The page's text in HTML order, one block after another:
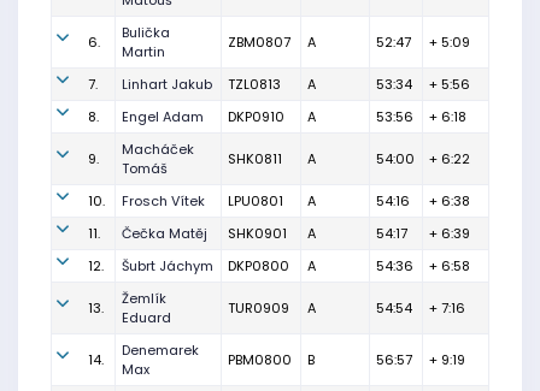
6.
Bulička
Martin
ZBM0807 A 52:47 + 5:09
7. Linhart Jakub TZL0813 A 53:34
+ 5:56
8.
Engel Adam DKP0910 A 53:56 + 6:18
9.
Macháček
Tomáš
SHK0811 A 54:00 + 6:22
10. Frosch Vítek LPU0801 A 54:16
+ 6:38
11.
Čečka Matěj SHK0901 A 54:17
+ 6:39
12.
Šubrt Jáchym DKP0800 A 54:36 + 6:58
13.
Žemlík
Eduard
TUR0909 A 54:54 + 7:16
14.
Denemarek
Max
PBM0800 B 56:57 + 9:19